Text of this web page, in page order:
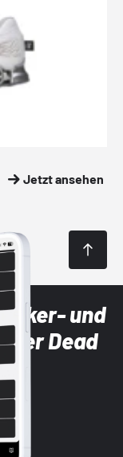
Jetzt ansehen
und
der Dead